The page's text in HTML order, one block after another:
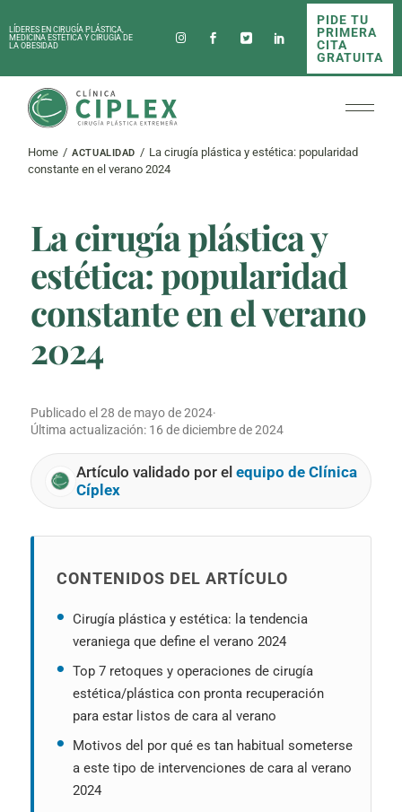
to
theLÍDERES EN CIRUGÍA PLÁSTICA,
MEDICINA ESTÉTICA Y CIRUGÍA DE
LA OBESIDAD
PIDE TU
PRIMERA
CITA
GRATUITA
Home ACTUALIDAD
La cirugía plástica y estética: popularidad
constante en el verano 2024
La cirugía plástica y
estética: popularidad
constante en el verano
2024
Publicado el 28 de mayo de 2024·
Última actualización: 16 de diciembre de 2024
Artículo validado por el equipo de Clínica
Cíplex
CONTENIDOS DEL ARTÍCULO
Cirugía plástica y estética: la tendencia
veraniega que define el verano 2024
Top 7 retoques y operaciones de cirugía
estética/plástica con pronta recuperación
para estar listos de cara al verano
Motivos del por qué es tan habitual someterse
a este tipo de intervenciones de cara al verano
2024